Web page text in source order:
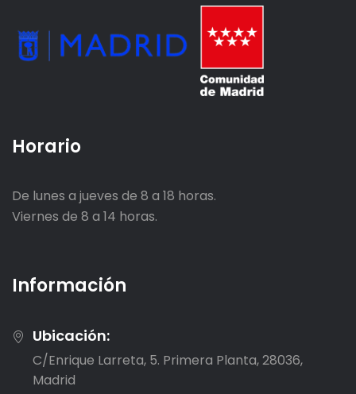
Horario
De lunes a jueves de 8 a 18 horas.
Viernes de 8 a 14 horas.
Información
Ubicación:
C/Enrique Larreta, 5. Primera Planta, 28036,
Madrid